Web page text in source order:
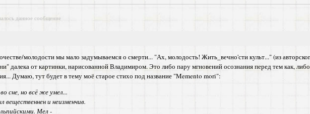
данное сообщение
молодости мы мало задумываемся о смерти... "Ах, молодость! Жить_вечно'сти культ..." (из
далека от картинки, нарисованной Владимиром. Это либо пару мгновений осознания перед тем как,
Думаю, тут будет в тему моё старое стихо под название "Memento mori":
сне, но всё же умел...
и неизменчив.
Мел -